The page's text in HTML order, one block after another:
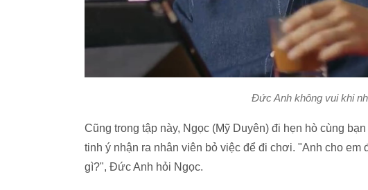
Đức Anh không vui khi
Cũng trong tập này, Ngọc (Mỹ Duyên) đi hẹn hò cùng
tinh ý nhận ra nhân viên bỏ việc để đi chơi. "Anh cho
gì?", Đức Anh hỏi Ngọc.